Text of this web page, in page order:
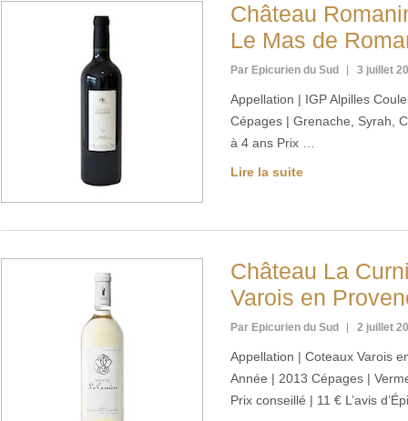
Château
Le Mas de
Par Epicurien du Sud 3 juillet
Appellation | IGP Alpilles
Cépages | Grenache, Syrah,
à 4 ans Prix …
Lire la suite
Château La
Varois en
Par Epicurien du Sud 2 juillet
Appellation | Coteaux Varois
Année | 2013 Cépages |
Prix conseillé | 11 € L’avis